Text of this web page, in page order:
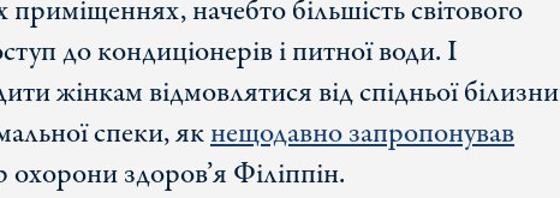
начебто більшість світового
до кондиціонерів і питної води. І
жінкам відмовлятися від спідньої білизни
спеки, якнещодавно запропонував
охорони здоров’я Філіппін.